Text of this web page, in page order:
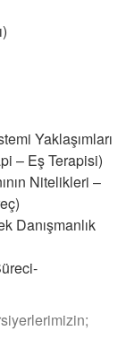
Yaklaşımları
– Eş Terapisi)
Nitelikleri –
Danışmanlık